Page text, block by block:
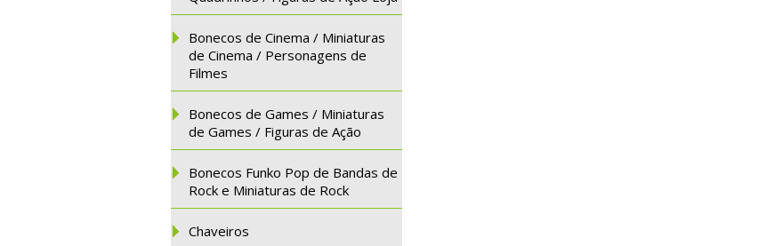
Bonecos de Cinema / Miniaturas
de Cinema / Personagens de
Filmes
Bonecos de Games / Miniaturas
de Games / Figuras de Ação
Bonecos Funko Pop de Bandas de
Rock e Miniaturas de Rock
Chaveiros